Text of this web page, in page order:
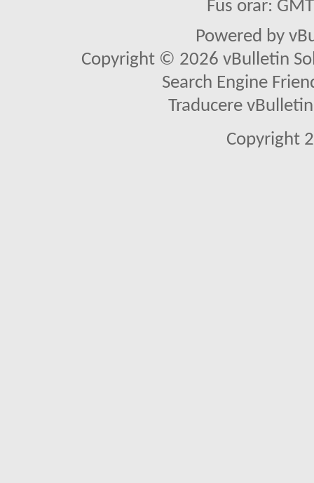
Fus orar:
Powered by
Copyright © 2026 vBulletin
Search Engine
Traducere
Copyright